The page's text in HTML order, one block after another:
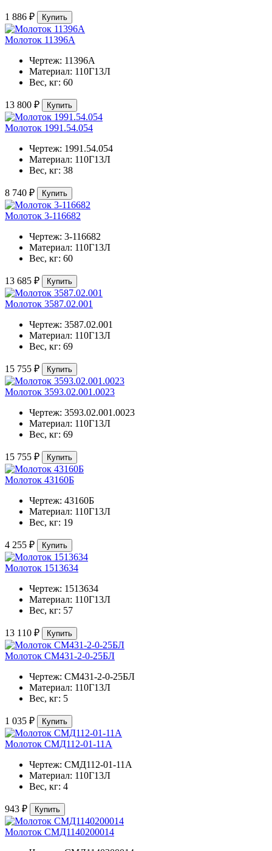
1 886 ₽ Купить
Молоток 11396А
Чертеж: 11396А
Материал: 110Г13Л
Вес, кг: 60
13 800 ₽ Купить
Молоток 1991.54.054
Чертеж: 1991.54.054
Материал: 110Г13Л
Вес, кг: 38
8 740 ₽ Купить
Молоток 3-116682
Чертеж: 3-116682
Материал: 110Г13Л
Вес, кг: 60
13 685 ₽ Купить
Молоток 3587.02.001
Чертеж: 3587.02.001
Материал: 110Г13Л
Вес, кг: 69
15 755 ₽ Купить
Молоток 3593.02.001.0023
Чертеж: 3593.02.001.0023
Материал: 110Г13Л
Вес, кг: 69
15 755 ₽ Купить
Молоток 43160Б
Чертеж: 43160Б
Материал: 110Г13Л
Вес, кг: 19
4 255 ₽ Купить
Молоток 1513634
Чертеж: 1513634
Материал: 110Г13Л
Вес, кг: 57
13 110 ₽ Купить
Молоток СМ431-2-0-25БЛ
Чертеж: СМ431-2-0-25БЛ
Материал: 110Г13Л
Вес, кг: 5
1 035 ₽ Купить
Молоток СМД112-01-11А
Чертеж: СМД112-01-11А
Материал: 110Г13Л
Вес, кг: 4
943 ₽ Купить
Молоток СМД1140200014